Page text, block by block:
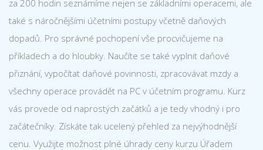
za 200 hodin seznámíme nejen se základními operacemi, ale
také s náročnějšími účetními postupy včetně daňových
dopadů. Pro správné pochopení vše procvičujeme na
příkladech a do hloubky. Naučíte se také vyplnit daňové
přiznání, vypočítat daňové povinnosti, zpracovávat mzdy a
všechny operace provádět na PC v účetním programu. Kurz
vás provede od naprostých začátků a je tedy vhodný i pro
začátečníky. Získáte tak ucelený přehled za nejvýhodnější
cenu. Využijte možnost plné úhrady ceny kurzu Úřadem